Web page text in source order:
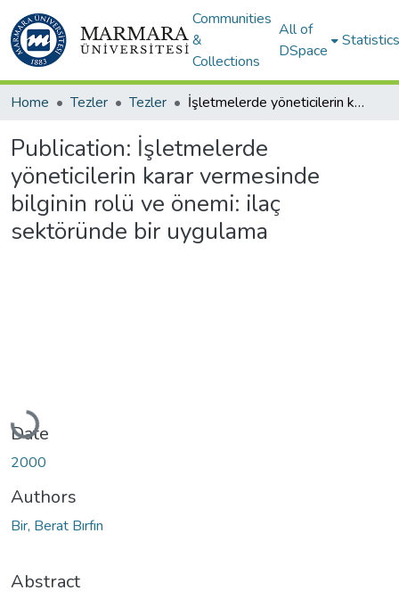
Communities
&
Collections
All of
DSpace
Statistics
Home Tezler Tezler İşletmelerde yöneticilerin karar vermesinde bilginin rolü ve önemi: ilaç sektöründe bir uygulama
Publication: İşletmelerde
yöneticilerin karar vermesinde
bilginin rolü ve önemi: ilaç
sektöründe bir uygulama
Loading...
Date
2000
Authors
Bir, Berat Bırfın
Abstract